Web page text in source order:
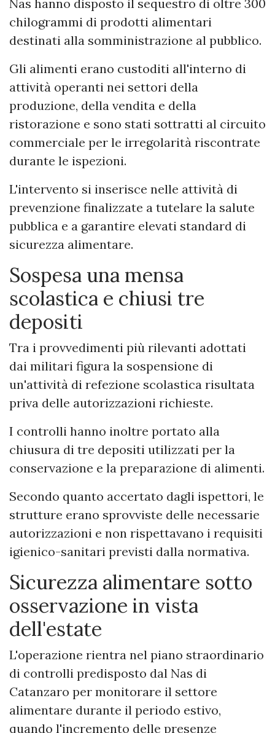
Nas hanno disposto il sequestro di oltre 300
chilogrammi di prodotti alimentari
destinati alla somministrazione al pubblico.
Gli alimenti erano custoditi all'interno di
attività operanti nei settori della
produzione, della vendita e della
ristorazione e sono stati sottratti al circuito
commerciale per le irregolarità riscontrate
durante le ispezioni.
L'intervento si inserisce nelle attività di
prevenzione finalizzate a tutelare la salute
pubblica e a garantire elevati standard di
sicurezza alimentare.
Sospesa una mensa
scolastica e chiusi tre
depositi
Tra i provvedimenti più rilevanti adottati
dai militari figura la sospensione di
un'attività di refezione scolastica risultata
priva delle autorizzazioni richieste.
I controlli hanno inoltre portato alla
chiusura di tre depositi utilizzati per la
conservazione e la preparazione di alimenti.
Secondo quanto accertato dagli ispettori, le
strutture erano sprovviste delle necessarie
autorizzazioni e non rispettavano i requisiti
igienico-sanitari previsti dalla normativa.
Sicurezza alimentare sotto
osservazione in vista
dell'estate
L'operazione rientra nel piano straordinario
di controlli predisposto dal Nas di
Catanzaro per monitorare il settore
alimentare durante il periodo estivo,
quando l'incremento delle presenze